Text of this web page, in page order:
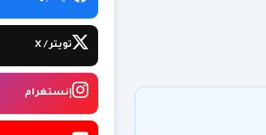
تويتر / X
إنستغرام